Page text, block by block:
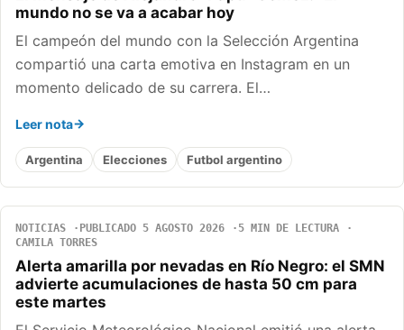
mundo no se va a acabar hoy
El campeón del mundo con la Selección Argentina
compartió una carta emotiva en Instagram en un
momento delicado de su carrera. El…
Leer nota
Argentina Elecciones Futbol argentino
NOTICIAS PUBLICADO 5 AGOSTO 2026
5 MIN DE LECTURA
CAMILA TORRES
Alerta amarilla por nevadas en Río Negro: el SMN
advierte acumulaciones de hasta 50 cm para
este martes